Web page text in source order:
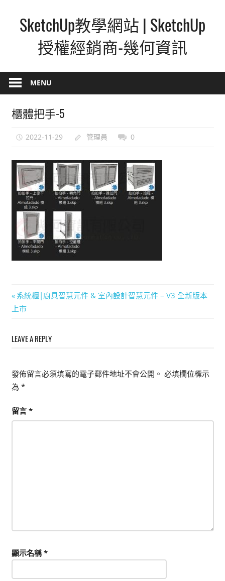
contentSketchUp教學網站 | SketchUp
授權經銷商-幾何資訊
–
最
覺
方
式,
人
人
都
上
手
軟
體
MENU
櫃體把手-5
2022-11-29 管理員 0
文
章
導
Previous
Post:
系統櫃|廚具智慧元件 & 室內設計智慧元件 – V3 全新版本
上市
LEAVE A REPLY
發佈留言必須填寫的電子郵件地址不會公開。 必填欄位標示
為 *
留言 *
顯示名稱*